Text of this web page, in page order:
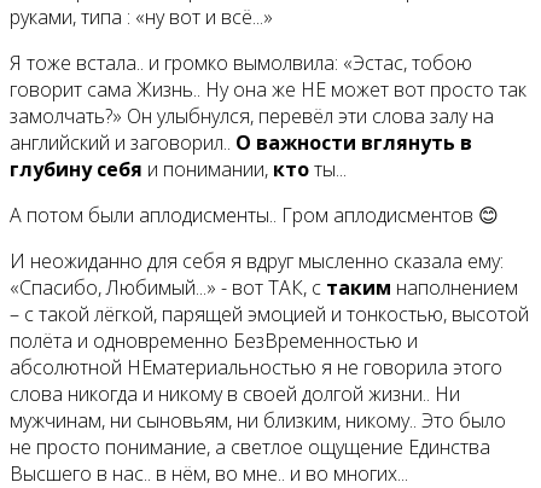
руками, типа : «ну вот и всё...»
Я тоже встала.. и громко вымолвила: «Эстас, тобою
говорит сама Жизнь.. Ну она же НЕ может вот просто так
замолчать?» Он улыбнулся, перевёл эти слова залу на
английский и заговорил.. О важности вглянуть в
глубину себя и понимании, ктоты...
А потом были аплодисменты.. Гром аплодисментов 😊
И неожиданно для себя я вдруг мысленно сказала ему:
«Спасибо, Любимый...» - вот ТАК, с таким наполнением
– с такой лёгкой, парящей эмоцией и тонкостью, высотой
полёта и одновременно БезВременностью и
абсолютной НЕматериальностью я не говорила этого
слова никогда и никому в своей долгой жизни.. Ни
мужчинам, ни сыновьям, ни близким, никому.. Это было
не просто понимание, а светлое ощущение Единства
Высшего в нас.. в нём, во мне.. и во многих...